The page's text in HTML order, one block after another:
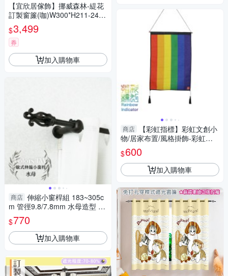
【宜欣居傢飾】挪威森林-緹花
訂製窗簾(咖)W300*H211-240c
m以內*2片/台灣製MIT
$3,499
券
加入購物車
商店 伸縮小窗桿組 183~305c
m 管徑9.8/7.8mm 水母造型 窗
簾桿 歐式 台灣製造 偏遠地區請
見圖示
$770
加入購物車
商店
【彩虹指標】彩虹文創小
物/居家布置/風格掛飾-彩虹款
掛軸
$600
加入購物車